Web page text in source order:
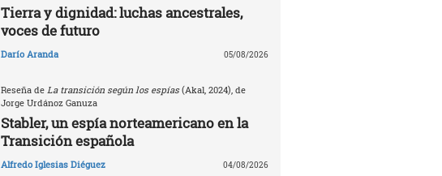
Tierra y dignidad: luchas ancestrales,
voces de futuro
Darío Aranda 05/08/2026
Reseña de La transición según los espías(Akal, 2024), de
Jorge Urdánoz Ganuza
Stabler, un espía norteamericano en la
Transición española
Alfredo Iglesias Diéguez 04/08/2026